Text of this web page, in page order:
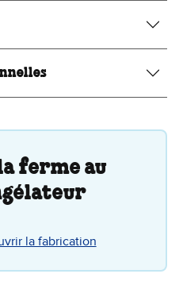
ferme au
la fabrication